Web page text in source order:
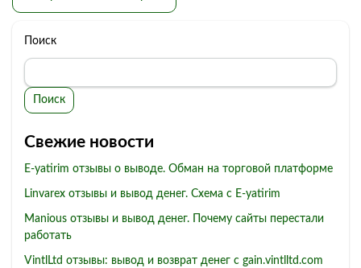
Поиск
Поиск
Свежие новости
E-yatirim отзывы о выводе. Обман на торговой платформе
Linvarex отзывы и вывод денег. Схема с E-yatirim
Manious отзывы и вывод денег. Почему сайты перестали
работать
VintlLtd отзывы: вывод и возврат денег с gain.vintlltd.com